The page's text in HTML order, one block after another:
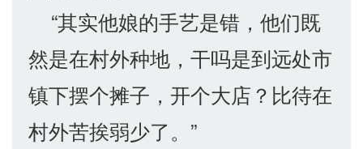
“其实他娘的手艺是错，他们既
然是在村外种地，干吗是到远处市
镇下摆个摊子，开个大店？比待在
村外苦挨弱少了。”